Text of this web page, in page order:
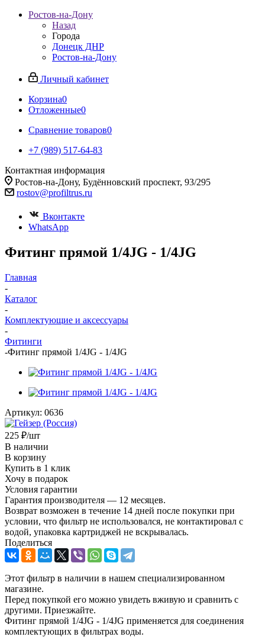
Ростов-на-Дону
Назад
Города
Донецк ДНР
Ростов-на-Дону
Личный кабинет
Корзина0
Отложенные0
Сравнение товаров0
+7 (989) 517-64-83
Контактная информация
Ростов-на-Дону, Будённовский проспект, 93/295
rostov@profiltrus.ru
Вконтакте
WhatsApp
Фитинг прямой 1/4JG - 1/4JG
Главная
-
Каталог
-
Комплектующие и аксессуары
-
Фитинги
-Фитинг прямой 1/4JG - 1/4JG
Артикул: 0636
225 ₽/шт
В наличии
В корзину
Купить в 1 клик
Хочу в подарок
Условия гарантии
Гарантия производителя — 12 месяцев.
Возврат возможен в течение 14 дней после покупки при
условии, что фильтр не использовался, не контактировал с
водой, упаковка картриджей не вскрывалась.
Поделиться
Этот фильтр в наличии в нашем специализированном
магазине.
Перед покупкой его можно увидеть вживую и сравнить с
другими. Приезжайте.
Фитинг прямой 1/4JG - 1/4JG применяется для соединения
комплектующих в фильтрах воды.